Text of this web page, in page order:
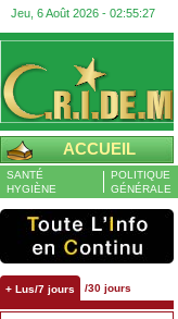
Jeu, 6 Août 2026 - 02:55:28
ACCUEIL
SANTÉ
HYGIÈNE
POLITIQUE
GÉNÉRALE
+ Lus/7 jours /30 jours